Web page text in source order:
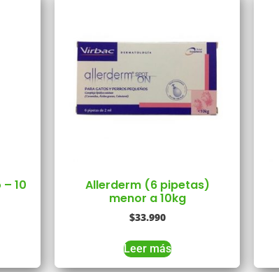
10
Allerderm (6 pipetas)
menor a 10kg
$33.990
Leer más